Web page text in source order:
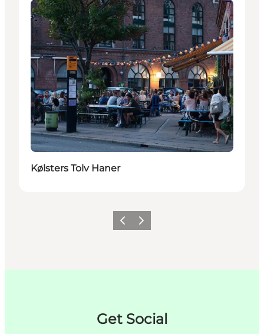
Restaurants
Kølsters Tolv Haner
ZurückWeiter
Get Social